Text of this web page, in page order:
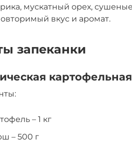
мускатный орех,
вкус и аромат.
запеканки
– 1 кг
– 500 г